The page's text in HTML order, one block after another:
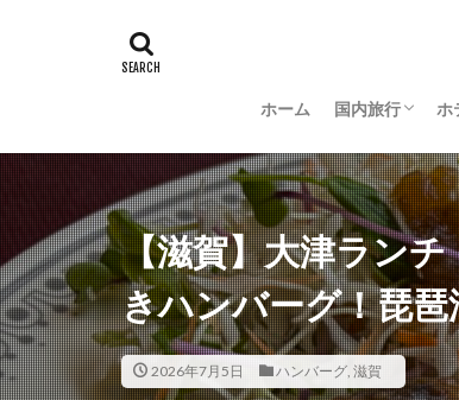
ホーム 国内旅行
羽田空港グル
大阪
京都
沖縄
新潟
長野
茨城
富山
金沢
山梨
ホ
【滋賀】大津ラン
きハンバーグ！琵
2026年7月5日 ハンバーグ, 滋賀